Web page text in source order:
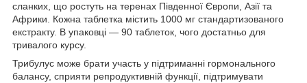
сланких, що ростуть на теренах Південної Європи, Азії та
Африки. Кожна таблетка містить 1000 мг стандартизованого
екстракту. В упаковці — 90 таблеток, чого достатньо для
тривалого курсу.
Трибулус може брати участь у підтриманні гормонального
балансу, сприяти репродуктивній функції, підтримувати